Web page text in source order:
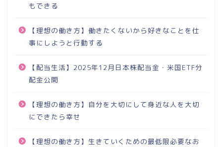
もできる
【理想の働き方】働きたくないから好きなことを仕
事にしようと行動する
【配当生活】2025年12月日本株配当金・米国ETF分
配金公開
【理想の働き方】自分を大切にして身近な人を大切
にできたら幸せ
【理想の働き方】生きていくための最低限必要なお